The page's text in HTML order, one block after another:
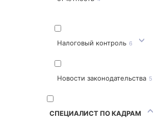
Налоговый контроль 6
Новости законодательства 5
СПЕЦИАЛИСТ ПО КАДРАМ